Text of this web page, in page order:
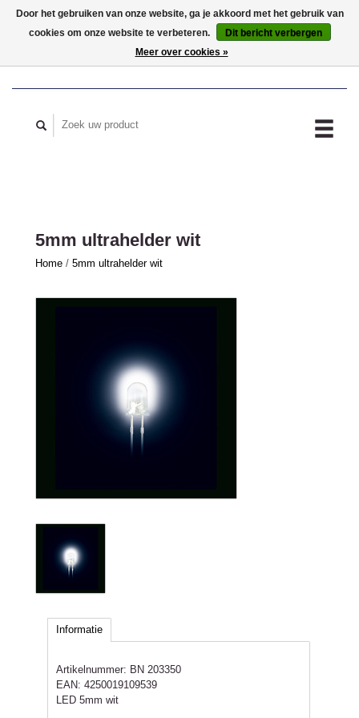
MIJN ACCOUNT
5mm ultrahelder wit
Home / 5mm ultrahelder wit
Informatie
Artikelnummer: BN 203350
EAN: 4250019109539
LED 5mm wit
Door het gebruiken van onze website, ga je akkoord met het gebruik van
cookies om onze website te verbeteren.
Dit bericht verbergen
Meer over cookies »